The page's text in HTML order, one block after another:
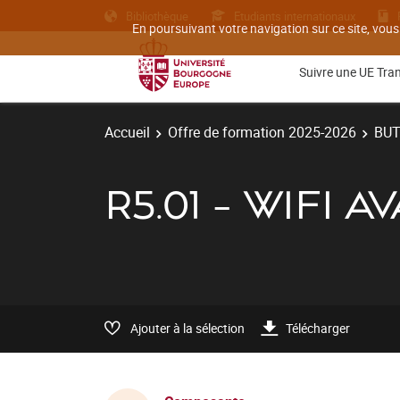
En poursuivant votre navigation sur ce site,
Bibliothèque Etudiants internationaux
Suivre une UE
Accueil Offre de formation 2025-2026 BUT
R5.01 - WIFI
Ajouter à la sélection Télécharger